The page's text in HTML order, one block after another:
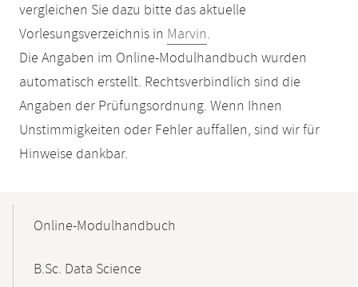
vergleichen Sie dazu bitte das aktuelle
Vorlesungsverzeichnis in Marvin.
Die Angaben im Online-Modulhandbuch wurden
automatisch erstellt. Rechtsverbindlich sind die
Angaben der Prüfungsordnung. Wenn Ihnen
Unstimmigkeiten oder Fehler auffallen, sind wir für
Hinweise dankbar.
NavigationOnline-Modulhandbuch
B.Sc. Data Science